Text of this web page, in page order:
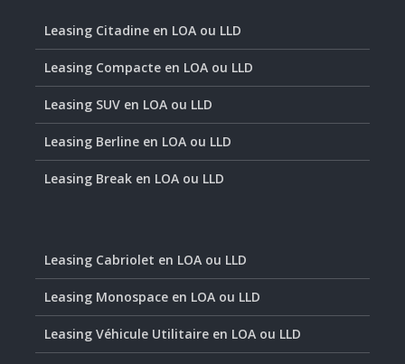
Leasing Citadine en LOA ou LLD
Leasing Compacte en LOA ou LLD
Leasing SUV en LOA ou LLD
Leasing Berline en LOA ou LLD
Leasing Break en LOA ou LLD
Leasing Cabriolet en LOA ou LLD
Leasing Monospace en LOA ou LLD
Leasing Véhicule Utilitaire en LOA ou LLD